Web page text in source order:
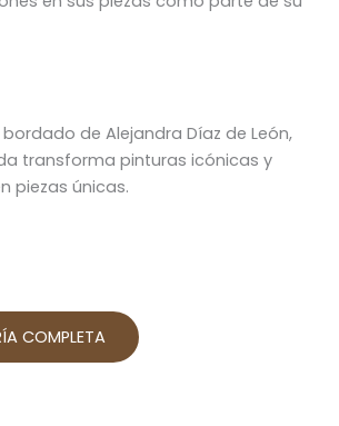
de Alejandra Díaz de León,
transforma pinturas icónicas y
piezas únicas.
COMPLETA